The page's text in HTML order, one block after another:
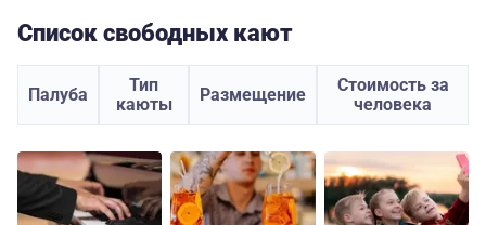
Список свободных кают
Палуба
Тип
каюты
Размещение
Стоимость за
человека